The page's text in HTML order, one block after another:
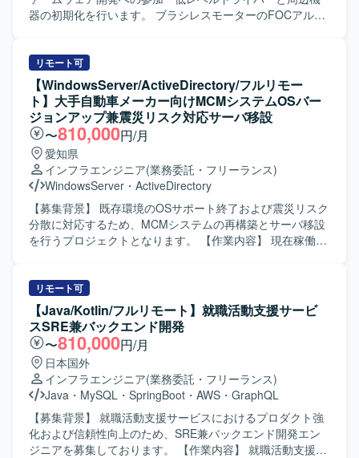
器の初期化を行います。 ブラシレスモーターのFOCアルゴ
発に参加し、マスタースレーブアーキテクチャと多軸同期
の基本実装の理解を深めていただきます。 シリアル通信プ
ロトコル（UART / RS485 / TTL）の送受信実装および、上
位機またはメイン基板との指令解析を行います。 CANバス
通信の基本応用に参加し、フレーム構造と多ノード通信メ
カニズムの理解を深めていただきます。 センサーデータ収
集（エンコーダー・IMU・電流サンプリング）を行い、制御
アルゴリズムへのデータ提供を行います。 RTOSタスクス
ケジューリングと割り込み管理に参加し、多モーター並列
制御のリアルタイム性確保に携わっていただきます。 PCB
エンジニアとの協力によるハードウェア統合調整、および
オシロスコープ / ロジックアナライザーによる信号検証を行
ーキテクチャの主導（起動フロー・RTOSタスク計画・通信
プロトコルスタック・安全メカニズム）を行います。 多軸
ブラシレスモーターFOC制御アルゴリズムの独立設計と最
適化（電流ループ帯域幅・弱磁制御・外乱抑制・トルクリ
ップル抑制）を行います。 多モーター協調制御ソリューシ
ョンの設計（マスタースレーブ時序同期・多軸補間・負荷
分散・異常保護戦略）を行います。 シリアル通信バスアー
キテクチャの主導（UART / RS485 / CAN）として、カスタ
ム通信プロトコル・フレーム構造・ハンドシェイクメカニ
ズム・エラー再送戦略の策定を行います。 関節レベルの運
動制御アルゴリズム開発（位置計画・速度フィードフォワ
リモート可
【WindowsServer/ActiveDirectory/フルリモー
ト】大手自動車メーカー向けMCMシステムOSバー
ジョンアップ兼震災リスク対応サーバ移設
〜810,000円/月
愛知県
インフラエンジニア(業務委託・フリーランス)
WindowsServer ・ ActiveDirectory
【募集背景】 既存環境のOSサポート終了および震災リスク
分散に対応するため、MCMシステムの再構築とサーバ移設
を行うプロジェクトとなります。 【作業内容】 現在稼働し
更新同期、管理配布、配布サイトサーバ等のインフラ再構
築およびバージョンアップを行います。 また、現行のCAS
配下構成を撤去し、国内や海外拠点を含む各サイトをスタ
ンドアロン構成へ移行・最適化するための手順検証および
実施を行います。各種スクリプト、タスクシーケンス、ド
ライバー、キッティングメディア等のコンテンツ移行と、
検証機を用いた動作確認も担当いただきます。 さらに、基
本設計、詳細設計、移行計画、構築・運用手順書、各サイ
トのプライマリサーバ破損時を想定したリストア手順書な
ど、インフラ移行に関する各種ドキュメントの作成を行い
ます。中国担当チーム向けの手順書作成および日本語によ
リモート可
【Java/Kotlin/フルリモート】就職活動支援サービ
スSRE兼バックエンド開発
〜810,000円/月
日本国外
インフラエンジニア(業務委託・フリーランス)
Java ・ MySQL ・ SpringBoot ・ AWS ・ GraphQL
【募集背景】 就職活動支援サービスにおけるプロダクト強
化および信頼性向上のため、SRE兼バックエンド開発エン
ジニアを募集しております。 【作業内容】 就職活動支援サ